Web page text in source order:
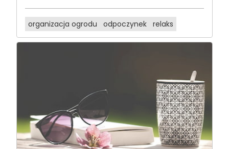
organizacja ogrodu odpoczynek relaks